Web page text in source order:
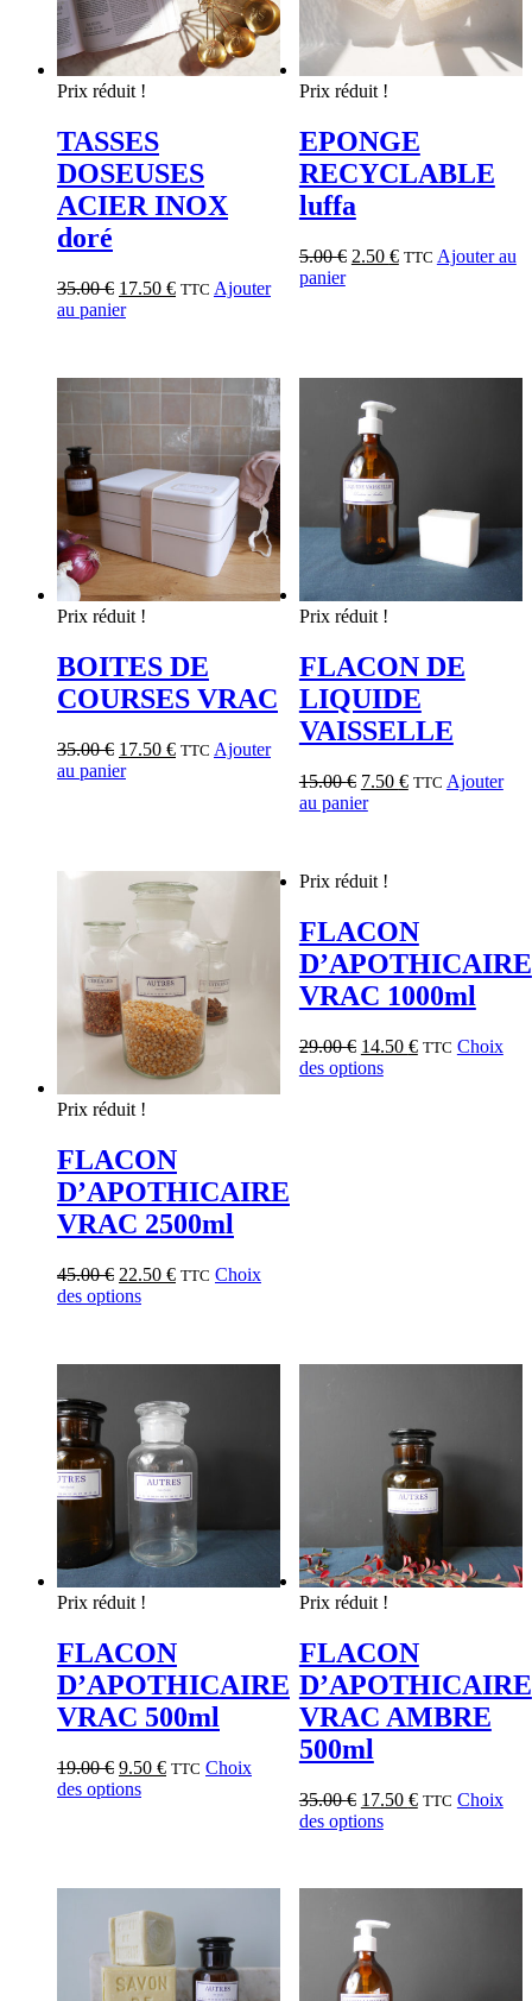
Prix réduit !
TASSES
DOSEUSES
ACIER INOX
doré
35.00€ 17.50 € TTC Ajouter
au panier
Prix réduit !
EPONGE
RECYCLABLE
luffa
5.00€ 2.50 € TTC Ajouter au
panier
Prix réduit !
BOITES DE
COURSES VRAC
35.00€ 17.50 € TTC Ajouter
au panier
Prix réduit !
FLACON DE
LIQUIDE
VAISSELLE
15.00€ 7.50 € TTC Ajouter
au panier
Prix réduit !
FLACON
D’APOTHICAIRE
VRAC 2500ml
45.00€ 22.50 € TTC Choix
des options
Prix réduit !
FLACON
D’APOTHICAIRE
VRAC 1000ml
29.00€ 14.50 € TTC Choix
des options
Prix réduit !
FLACON
D’APOTHICAIRE
VRAC 500ml
19.00€ 9.50 € TTC Choix
des options
Prix réduit !
FLACON
D’APOTHICAIRE
VRAC AMBRE
500ml
35.00€ 17.50 € TTC Choix
des options